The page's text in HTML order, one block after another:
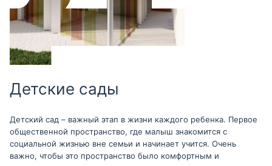
Детские сады
Детский сад – важный этап в жизни каждого ребенка. Первое
общественной пространство, где малыш знакомится с
социальной жизнью вне семьи и начинает учится. Очень
важно, чтобы это пространство было комфортным и